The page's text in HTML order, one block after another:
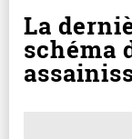
La
schéma